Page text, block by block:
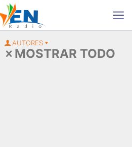
AUTORES
MOSTRAR TODO